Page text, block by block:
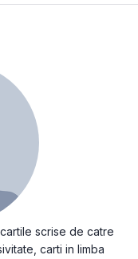
scrise de catre
carti in limba